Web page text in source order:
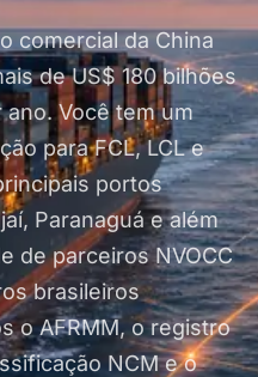
comercial da China
de US$ 180 bilhões
Você tem um
para FCL, LCL e
portos
Paranaguá e além
de parceiros NVOCC
brasileiros
o AFRMM, o registro
NCM e o